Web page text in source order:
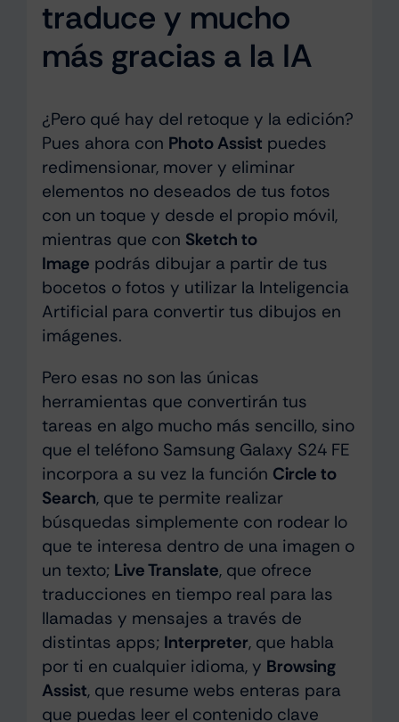
traduce y mucho
más gracias a la IA
¿Pero qué hay del retoque y la edición?
Pues ahora con Photo Assist puedes
redimensionar, mover y eliminar
elementos no deseados de tus fotos
con un toque y desde el propio móvil,
mientras que con Sketch to
Image podrás dibujar a partir de tus
bocetos o fotos y utilizar la Inteligencia
Artificial para convertir tus dibujos en
imágenes.
Pero esas no son las únicas
herramientas que convertirán tus
tareas en algo mucho más sencillo, sino
que el teléfono Samsung Galaxy S24 FE
incorpora a su vez la función Circle to
Search, que te permite realizar
búsquedas simplemente con rodear lo
que te interesa dentro de una imagen o
un texto; Live Translate, que ofrece
traducciones en tiempo real para las
llamadas y mensajes a través de
distintas apps; Interpreter, que habla
por ti en cualquier idioma, y Browsing
Assist, que resume webs enteras para
que puedas leer el contenido clave